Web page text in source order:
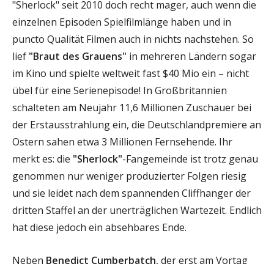
"Sherlock" seit 2010 doch recht mager, auch wenn die
einzelnen Episoden Spielfilmlänge haben und in
puncto Qualität Filmen auch in nichts nachstehen. So
lief "Braut des Grauens" in mehreren Ländern sogar
im Kino und spielte weltweit fast $40 Mio ein – nicht
übel für eine Serienepisode! In Großbritannien
schalteten am Neujahr 11,6 Millionen Zuschauer bei
der Erstausstrahlung ein, die Deutschlandpremiere an
Ostern sahen etwa 3 Millionen Fernsehende. Ihr
merkt es: die "Sherlock"-Fangemeinde ist trotz genau
genommen nur weniger produzierter Folgen riesig
und sie leidet nach dem spannenden Cliffhanger der
dritten Staffel an der unerträglichen Wartezeit. Endlich
hat diese jedoch ein absehbares Ende.
Neben Benedict Cumberbatch, der erst am Vortag